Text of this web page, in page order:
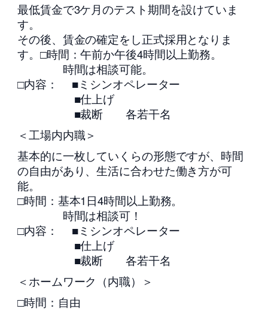
最低賃金で3ケ月のテスト期間を設けていま
す。
その後、賃金の確定をし正式採用となりま
す。□時間：午前か午後4時間以上勤務。
時間は相談可能。
□内容： ■ミシンオペレーター
■仕上げ
■裁断 各若干名
＜工場内内職＞
基本的に一枚していくらの形態ですが、時間
の自由があり、生活に合わせた働き方が可
能。
□時間：基本1日4時間以上勤務。
時間は相談可！
□内容： ■ミシンオペレーター
■仕上げ
■裁断 各若干名
＜ホームワーク（内職）＞
□時間：自由